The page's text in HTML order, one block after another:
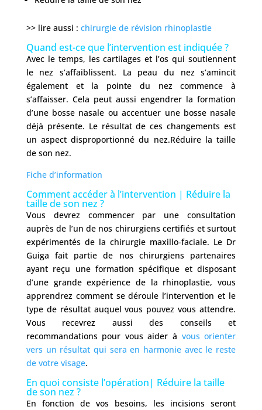
>> lire aussi : chirurgie de révision rhinoplastie
Quand est-ce que l’intervention est indiquée ?
Avec le temps, les cartilages et l’os qui soutiennent
le nez s’affaiblissent. La peau du nez s’amincit
également et la pointe du nez commence à
s’affaisser. Cela peut aussi engendrer la formation
d’une bosse nasale ou accentuer une bosse nasale
déjà présente. Le résultat de ces changements est
un aspect disproportionné du nez.Réduire la taille
de son nez.
Fiche d’information
Comment accéder à l’intervention | Réduire la
taille de son nez ?
Vous devrez commencer par une consultation
auprès de l’un de nos chirurgiens certifiés et surtout
expérimentés de la chirurgie maxillo-faciale. Le Dr
Guiga fait partie de nos chirurgiens partenaires
ayant reçu une formation spécifique et disposant
d’une grande expérience de la rhinoplastie, vous
apprendrez comment se déroule l’intervention et le
type de résultat auquel vous pouvez vous attendre.
Vous recevrez aussi des conseils et
recommandations pour vous aider à vous orienter
vers un résultat qui sera en harmonie avec le reste
de votre visage.
En quoi consiste l’opération| Réduire la taille
de son nez ?
En fonction de vos besoins, les incisions seront